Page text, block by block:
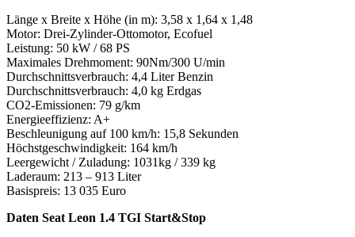
Länge x Breite x Höhe (in m): 3,58 x 1,64 x 1,48
Motor: Drei-Zylinder-Ottomotor, Ecofuel
Leistung: 50 kW / 68 PS
Maximales Drehmoment: 90Nm/300 U/min
Durchschnittsverbrauch: 4,4 Liter Benzin
Durchschnittsverbrauch: 4,0 kg Erdgas
CO2-Emissionen: 79 g/km
Energieeffizienz: A+
Beschleunigung auf 100 km/h: 15,8 Sekunden
Höchstgeschwindigkeit: 164 km/h
Leergewicht / Zuladung: 1031kg / 339 kg
Laderaum: 213 – 913 Liter
Basispreis: 13 035 Euro
Daten Seat Leon 1.4 TGI Start&Stop